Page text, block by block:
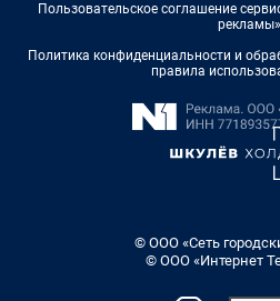
Пользовательское соглашение
рекламы»
Политика конфиденциальности и
правила
© ООО «Сеть
© ООО «Интернет